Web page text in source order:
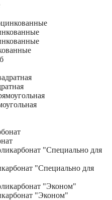
"Специально для
"Эконом"